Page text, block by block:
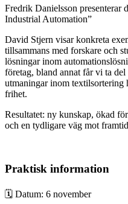
Fredrik Danielsson presenterar
Industrial Automation”
David Stjern visar konkreta
tillsammans med forskare och
lösningar inom
företag, bland annat får vi ta
utmaningar inom
frihet.
Resultatet: ny kunskap, ökad
och en tydligare väg mot
Praktisk information
🗓️ Datum: 6 november